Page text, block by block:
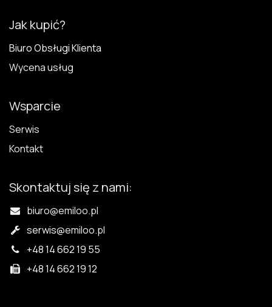
Jak kupić?
Biuro Obsługi Klienta
Wycena usług
Wsparcie
Serwis
Kontakt
Skontaktuj się z nami:
biuro@emiloo.pl
serwis@emiloo.pl
+48 14 662 19 55
+48 14 662 19 12